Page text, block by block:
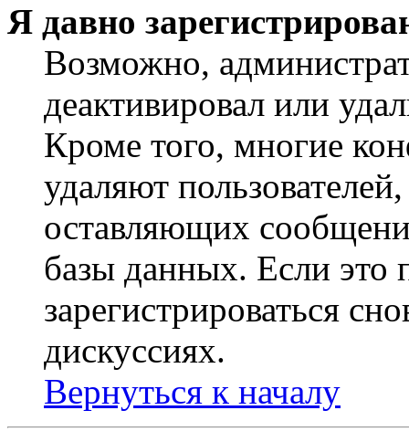
Я давно
Возможно,
деактивировал или
Кроме того, многие
удаляют
оставляющих
базы данных. Если это
зарегистрироваться
дискуссиях.
Вернуться к началу